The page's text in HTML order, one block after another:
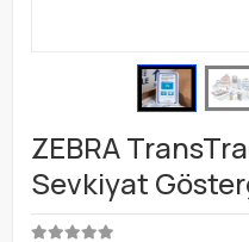
ZEBRA
Sevkiyat